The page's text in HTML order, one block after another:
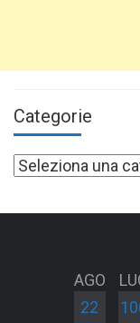
Categorie
Categorie
AGO
22